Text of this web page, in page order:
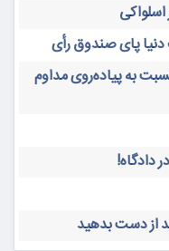
پای صندوق رأی
به پیاده‌روی مداوم
دادگاه!